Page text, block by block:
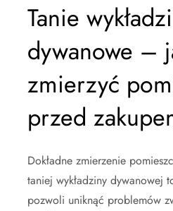
Tanie
dywanowe –
zmierzyć
przed
Dokładne zmierzenie
taniej wykładziny dywanowej
pozwoli uniknąć problemów